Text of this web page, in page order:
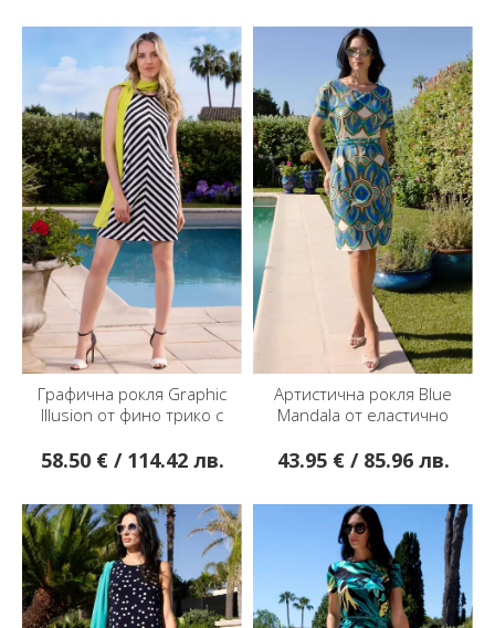
Графична рокля Graphic
Illusion от фино трико с
58.50 € / 114.42 лв.
Артистична рокля Blue
Mandala от еластично
43.95 € / 85.96 лв.